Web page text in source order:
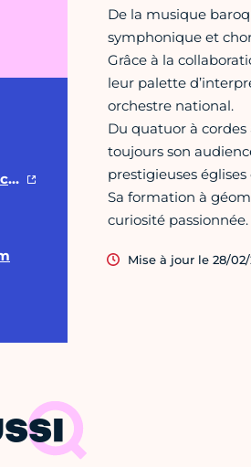
ensemblehelios.fnacspectacles.com
De la musique
symphonique et
Grâce à la
leur palette
orchestre national.
Du quatuor à cordes
toujours son
prestigieuses
Sa formation à
curiosité passionnée.
Mise à jour le 28/02/